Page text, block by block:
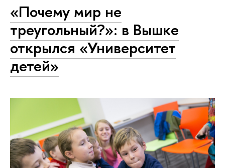
«Почему мир не
треугольный?»: в Вышке
открылся «Университет
детей»